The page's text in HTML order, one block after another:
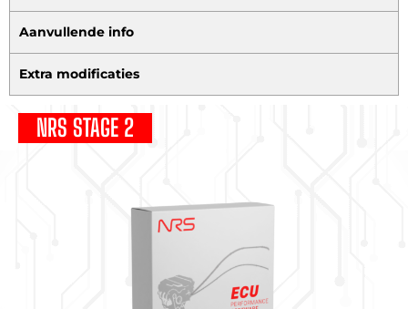
Aanvullende info
Extra modificaties
NRS STAGE 2